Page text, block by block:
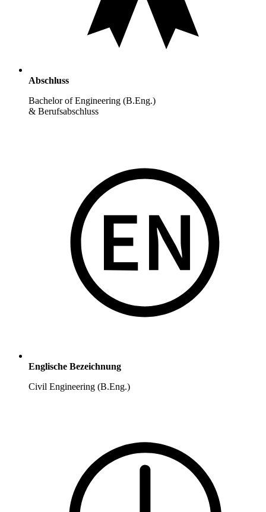
Abschluss
Bachelor of Engineering (B.Eng.)
& Berufsabschluss
Englische Bezeichnung
Civil Engineering (B.Eng.)